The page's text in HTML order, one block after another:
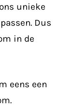
unieke
Dus
in de
eens een